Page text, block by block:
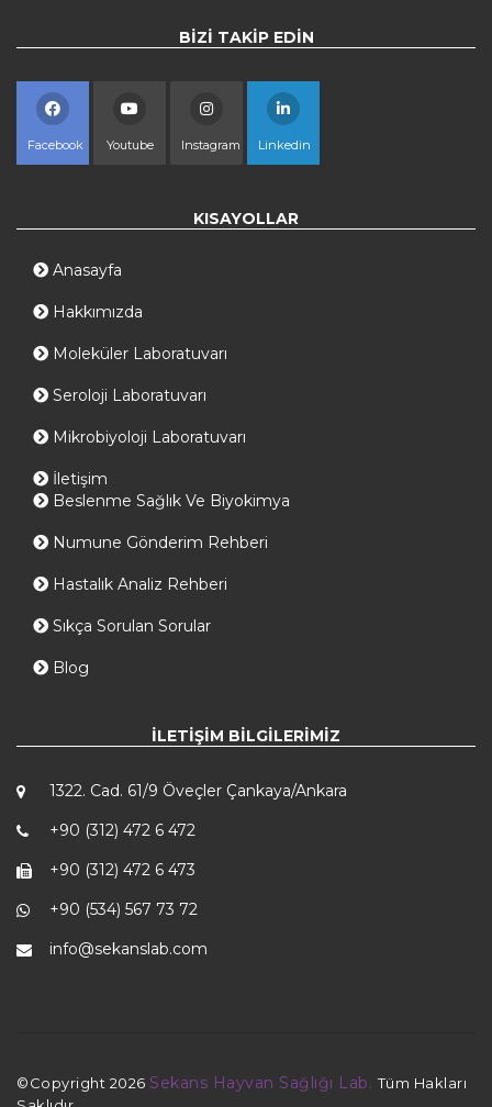
BIZI TAKIP EDIN
Facebook Youtube Instagram Linkedin
KISAYOLLAR
Anasayfa
Hakkımızda
Moleküler Laboratuvarı
Seroloji Laboratuvarı
Mikrobiyoloji Laboratuvarı
İletişim
Beslenme Sağlık Ve Biyokimya
Numune Gönderim Rehberi
Hastalık Analiz Rehberi
Sıkça Sorulan Sorular
Blog
İLETIŞIM BILGILERIMIZ
1322. Cad. 61/9 Öveçler Çankaya/Ankara
+90 (312) 472 6 472
+90 (312) 472 6 473
+90 (534) 567 73 72
info@sekanslab.com
©Copyright 2026 Sekans Hayvan Sağlığı Lab.Tüm Hakları